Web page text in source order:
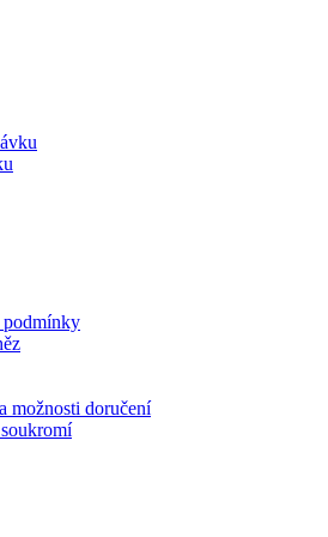
podmínky
možnosti doručení